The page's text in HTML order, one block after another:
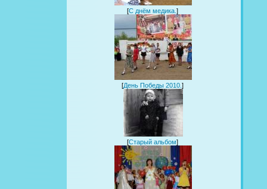
[С днём медика.]
[День Победы 2010.]
[Старый альбом]